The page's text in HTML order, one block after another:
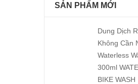
SẢN PHẨM MỚI
Dung Dịch
Không Cần
Waterless
300ml
BIKE WASH